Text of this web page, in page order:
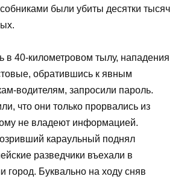
были убиты десятки тысяч
в 40-километровом тылу, нападения
обратившись к явным
водителям, запросили пароль.
что они только прорвались из
не владеют информацией.
караульный поднял
разведчики въехали в
город. Буквально на ходу сняв